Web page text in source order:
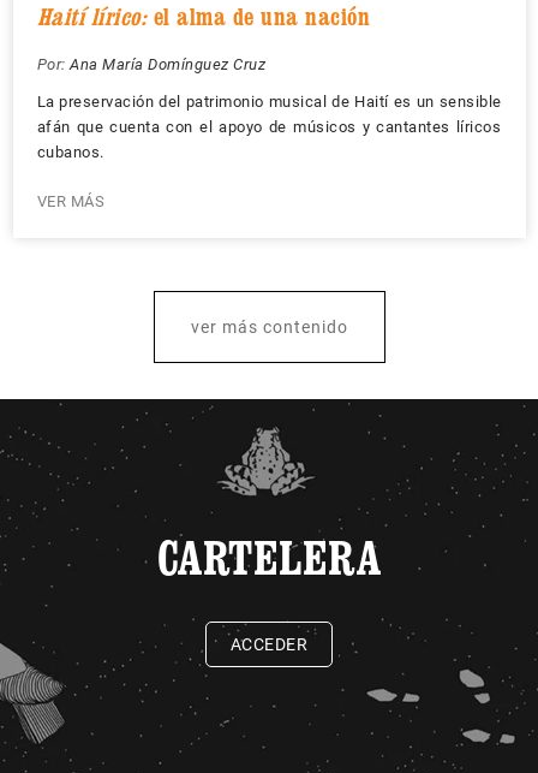
Haití lírico:el alma de una nación
Por:Ana María Domínguez Cruz
La preservación del patrimonio musical de Haití es un sensible
afán que cuenta con el apoyo de músicos y cantantes líricos
cubanos.
VER MÁS
ver más contenido
CARTELERA
ACCEDER